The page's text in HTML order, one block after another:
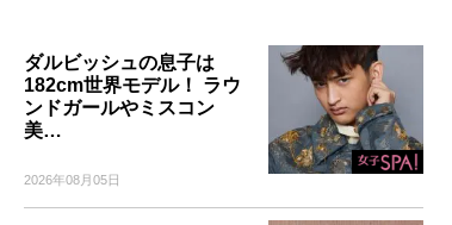
ダルビッシュの息子は
182cm世界モデル！ ラウ
ンドガールやミスコン
美…
2026年08月05日